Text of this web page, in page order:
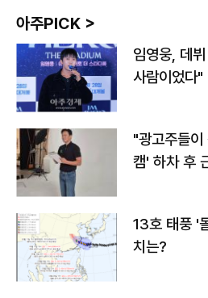
아주PICK >
임영웅, 데
사람이었다"
"광고주들
캠' 하차 후
13호 태풍 '
치는?